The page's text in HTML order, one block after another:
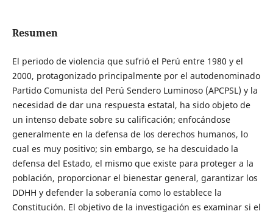
Resumen
El periodo de violencia que sufrió el Perú entre 1980 y el
2000, protagonizado principalmente por el autodenominado
Partido Comunista del Perú Sendero Luminoso (APCPSL) y la
necesidad de dar una respuesta estatal, ha sido objeto de
un intenso debate sobre su calificación; enfocándose
generalmente en la defensa de los derechos humanos, lo
cual es muy positivo; sin embargo, se ha descuidado la
defensa del Estado, el mismo que existe para proteger a la
población, proporcionar el bienestar general, garantizar los
DDHH y defender la soberanía como lo establece la
Constitución. El objetivo de la investigación es examinar si el